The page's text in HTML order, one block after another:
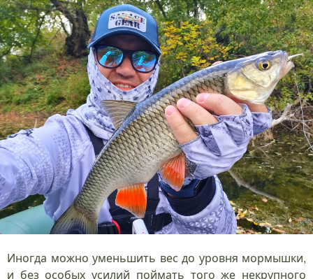
Иногда можно уменьшить вес до уровня мормышки,
и без особых усилий поймать того же некрупного